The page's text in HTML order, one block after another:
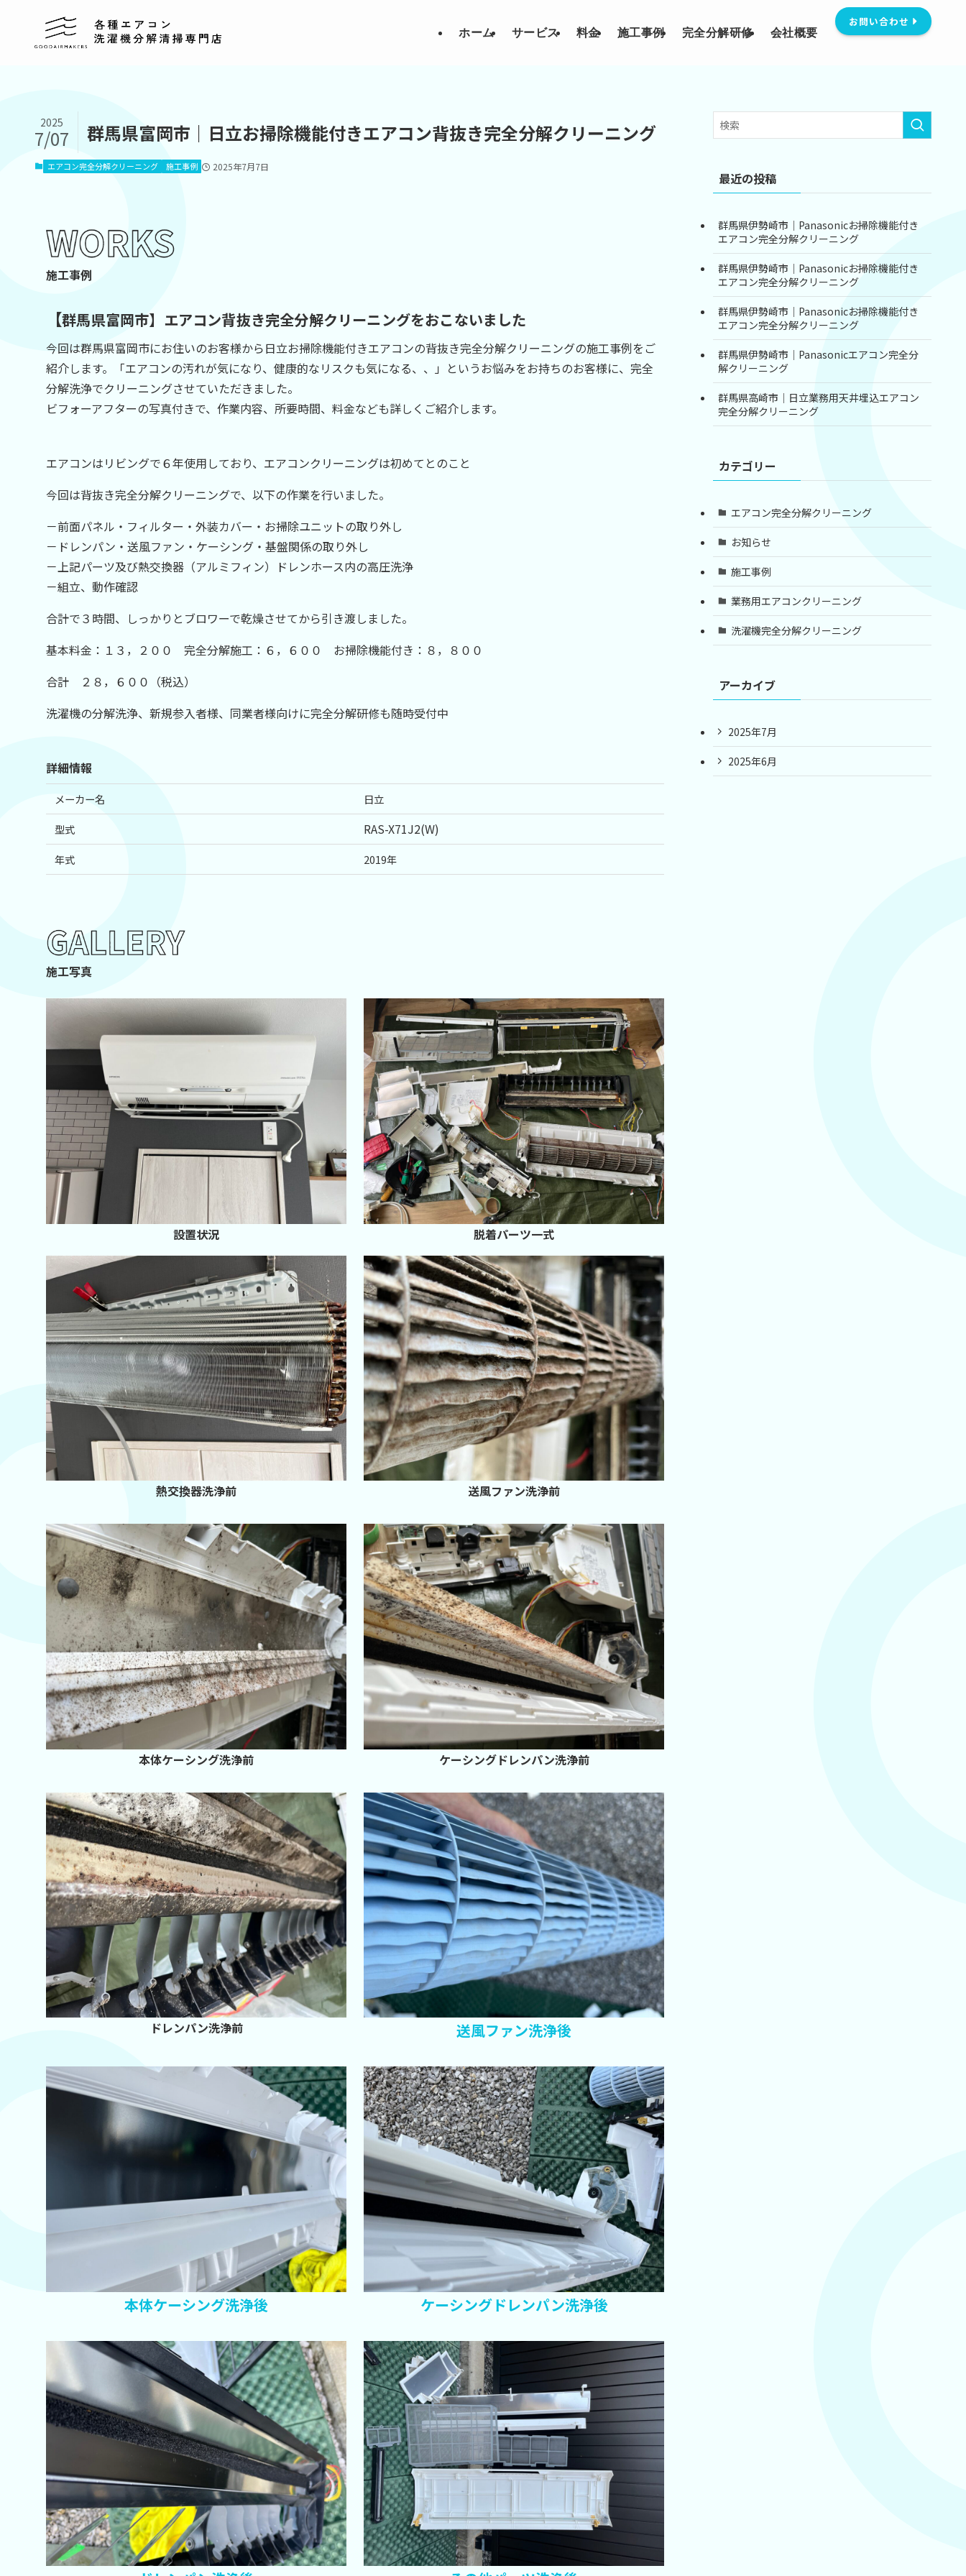
ホーム サービス 料金 施工事例 完全分解研修 会社概要
お問い合わせ
群馬県富岡市｜日立お掃除機能付きエアコン背抜き完全分解クリーニング
2025
7/07
エアコン完全分解クリーニング 施工事例 2025年7月7日
施工事例
【群馬県富岡市】エアコン背抜き完全分解クリーニングをおこないました
今回は群馬県富岡市にお住いのお客様から日立お掃除機能付きエアコンの背抜き完全分解クリーニングの施工事例をご
紹介します。「エアコンの汚れが気になり、健康的なリスクも気になる、、」というお悩みをお持ちのお客様に、完全
分解洗浄でクリーニングさせていただきました。
ビフォーアフターの写真付きで、作業内容、所要時間、料金なども詳しくご紹介します。
エアコンはリビングで６年使用しており、エアコンクリーニングは初めてとのこと
今回は背抜き完全分解クリーニングで、以下の作業を行いました。
－前面パネル・フィルター・外装カバー・お掃除ユニットの取り外し
－ドレンパン・送風ファン・ケーシング・基盤関係の取り外し
－上記パーツ及び熱交換器（アルミフィン）ドレンホース内の高圧洗浄
－組立、動作確認
合計で３時間、しっかりとブロワーで乾燥させてから引き渡しました。
基本料金：１３，２００ 完全分解施工：６，６００ お掃除機能付き：８，８００
合計 ２８，６００（税込）
洗濯機の分解洗浄、新規参入者様、同業者様向けに完全分解研修も随時受付中
詳細情報
メーカー名
日立
型式
RAS-X71J2(W)
年式 2019年
施工写真
設置状況 脱着パーツ一式
熱交換器洗浄前 送風ファン洗浄前
本体ケーシング洗浄前 ケーシングドレンパン洗浄前
ドレンパン洗浄前 送風ファン洗浄後
本体ケーシング洗浄後 ケーシングドレンパン洗浄後
最近の投稿
群馬県伊勢崎市｜Panasonicお掃除機能付き
エアコン完全分解クリーニング
群馬県伊勢崎市｜Panasonicお掃除機能付き
エアコン完全分解クリーニング
群馬県伊勢崎市｜Panasonicお掃除機能付き
エアコン完全分解クリーニング
群馬県伊勢崎市｜Panasonicエアコン完全分
解クリーニング
群馬県高崎市｜日立業務用天井埋込エアコン
完全分解クリーニング
カテゴリー
エアコン完全分解クリーニング
お知らせ
施工事例
業務用エアコンクリーニング
洗濯機完全分解クリーニング
アーカイブ
2025年7月
2025年6月